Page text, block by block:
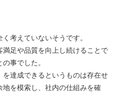
考えていないそうです。
足や品質を向上し続けることで
事でした。
を達成できるというものは存在せ
を模索し、社内の仕組みを確